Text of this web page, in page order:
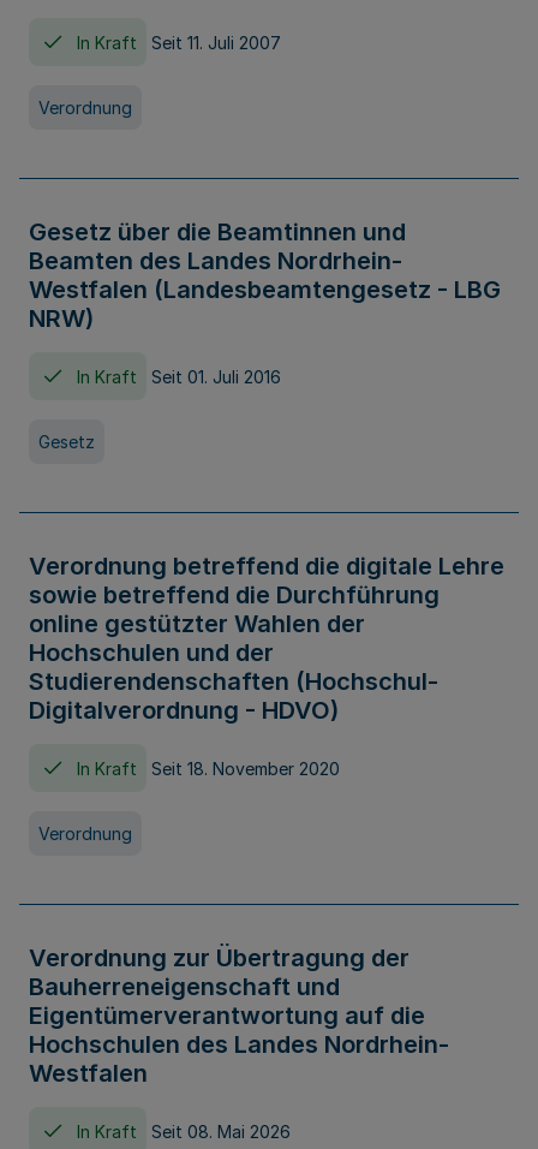
In Kraft Seit 11. Juli 2007
Verordnung
Gesetz über die Beamtinnen und
Beamten des Landes Nordrhein-
Westfalen (Landesbeamtengesetz - LBG
NRW)
In Kraft Seit 01. Juli 2016
Gesetz
Verordnung betreffend die digitale Lehre
sowie betreffend die Durchführung
online gestützter Wahlen der
Hochschulen und der
Studierendenschaften (Hochschul-
Digitalverordnung - HDVO)
In Kraft Seit 18. November 2020
Verordnung
Verordnung zur Übertragung der
Bauherreneigenschaft und
Eigentümerverantwortung auf die
Hochschulen des Landes Nordrhein-
Westfalen
In Kraft Seit 08. Mai 2026